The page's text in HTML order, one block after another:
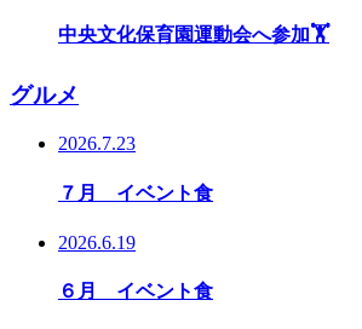
中央文化保育園運動会へ参加🏋️
グルメ
2026.7.23
７月 イベント食
2026.6.19
６月 イベント食